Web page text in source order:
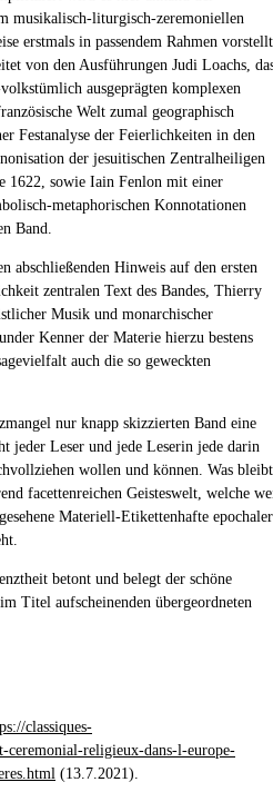
musikalisch-liturgisch-zeremoniellen
erstmals in passendem Rahmen
von den Ausführungen Judi Loachs,
ausgeprägten komplexen
Welt zumal geographisch
Festanalyse der Feierlichkeiten in den
der jesuitischen Zentralheiligen
1622, sowie Iain Fenlon mit einer
metaphorischen Konnotationen
Band.
abschließenden Hinweis auf den ersten
zentralen Text des Bandes, Thierry
Musik und monarchischer
Kenner der Materie hierzu bestens
auch die so geweckten
nur knapp skizzierten Band eine
jeder Leser und jede Leserin jede darin
wollen und können. Was
facettenreichen Geisteswelt, welche
Materiell-Etikettenhafte epochaler
betont und belegt der schöne
Titel aufscheinenden übergeordneten
classiques-
religieux-dans-l-europe-
(13.7.2021).